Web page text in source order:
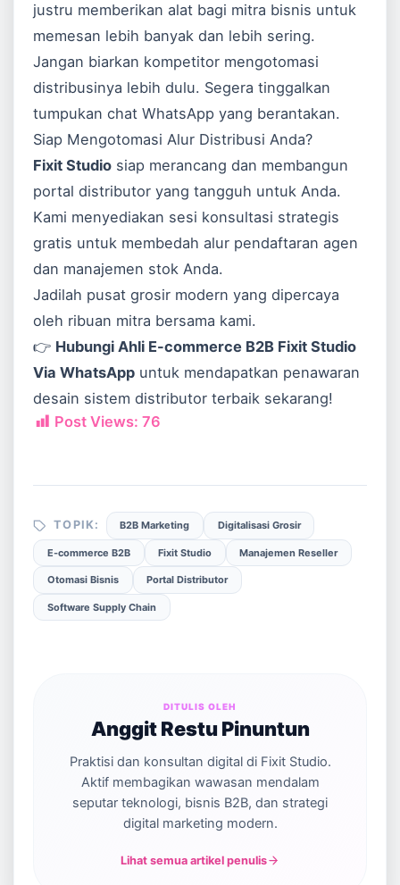
justru memberikan alat bagi mitra bisnis untuk
memesan lebih banyak dan lebih sering.
Jangan biarkan kompetitor mengotomasi
distribusinya lebih dulu. Segera tinggalkan
tumpukan chat WhatsApp yang berantakan.
Siap Mengotomasi Alur Distribusi Anda?
Fixit Studio siap merancang dan membangun
portal distributor yang tangguh untuk Anda.
Kami menyediakan sesi konsultasi strategis
gratis untuk membedah alur pendaftaran agen
dan manajemen stok Anda.
Jadilah pusat grosir modern yang dipercaya
oleh ribuan mitra bersama kami.
👉 Hubungi Ahli E-commerce B2B Fixit Studio
Via WhatsApp untuk mendapatkan penawaran
desain sistem distributor terbaik sekarang!
Post Views: 76
TOPIK: B2B Marketing Digitalisasi Grosir
E-commerce B2B Fixit Studio Manajemen Reseller
Otomasi Bisnis Portal Distributor
Software Supply Chain
DITULIS OLEH
Anggit Restu Pinuntun
Praktisi dan konsultan digital di Fixit Studio.
Aktif membagikan wawasan mendalam
seputar teknologi, bisnis B2B, dan strategi
digital marketing modern.
Lihat semua artikel penulis